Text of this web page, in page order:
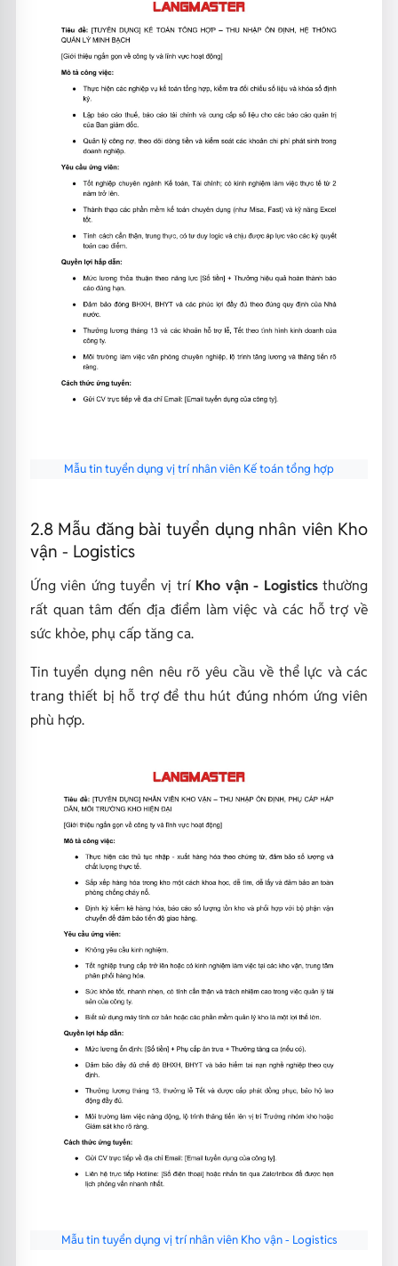
Mẫu tin tuyển dụng vị trí nhân viên Kế toán tổng hợp
2.8 Mẫu đăng bài tuyển dụng nhân viên Kho
vận - Logistics
Ứng viên ứng tuyển vị trí Kho vận - Logisticsthường
rất quan tâm đến địa điểm làm việc và các hỗ trợ về
sức khỏe, phụ cấp tăng ca.
Tin tuyển dụng nên nêu rõ yêu cầu về thể lực và các
trang thiết bị hỗ trợ để thu hút đúng nhóm ứng viên
phù hợp.
Mẫu tin tuyển dụng vị trí nhân viên Kho vận - Logistics